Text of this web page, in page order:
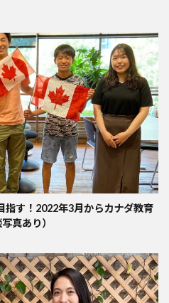
指す！2022年3月からカナダ教育
真あり）